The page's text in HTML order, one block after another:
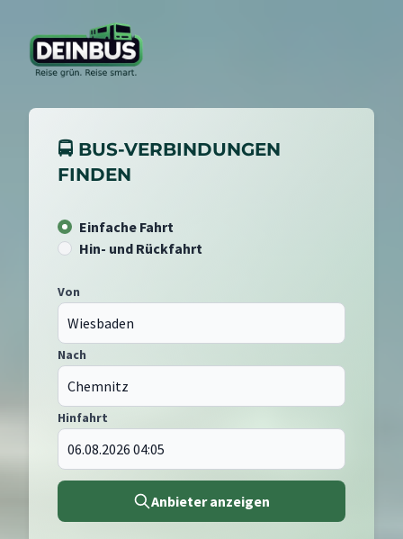
🚍 BUS-VERBINDUNGEN
FINDEN
Einfache Fahrt
Hin- und Rückfahrt
Von
Nach
Hinfahrt
Anbieter anzeigen